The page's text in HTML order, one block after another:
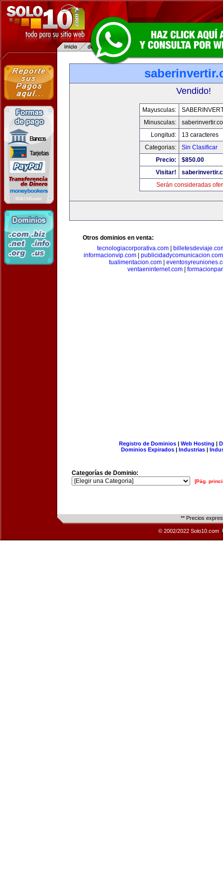
Vendido!
Mayusculas:
Minusculas:
Longitud:
13 caracteres
Categorias:
Sin Clasificar
Precio:
$850.00
Visitar!
Serán consideradas
Otros dominios en venta:
tecnologiacorporativa.com|
informacionvip.com| publicidadycomunicacion.com
tualimentacion.com
ventaeninternet.com|
Registro de Dominios| Web Hosting |
Dominios Expirados | Industrias |
Categorías de Dominio:
[Pág.
** Precios
© 2002/2022 Solo10.com